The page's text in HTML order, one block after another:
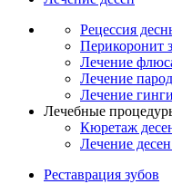
Рецессия
Перикоронит
Лечение
Лечение
Лечение
Лечебные
Кюретаж
Лечение
Реставрация зубов